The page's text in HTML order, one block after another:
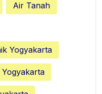
Air Tanah
Yogyakarta